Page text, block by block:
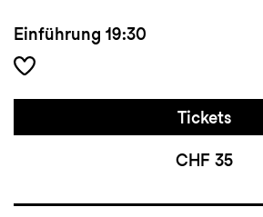
Einführung 19:30
Tickets
CHF 35